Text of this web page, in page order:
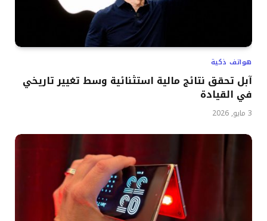
هواتف ذكية
آبل تحقق نتائج مالية استثنائية وسط تغيير تاريخي
في القيادة
3 مايو, 2026